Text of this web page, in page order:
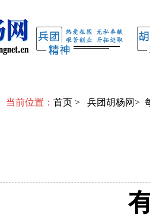
当前位置： 首页 > 兵团胡杨网>